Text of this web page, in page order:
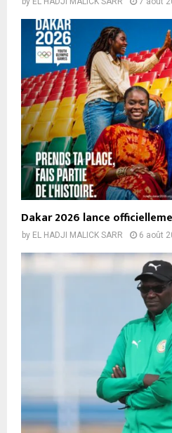
Dakar 2026 lance
by EL HADJI MALICK SARR 6 août